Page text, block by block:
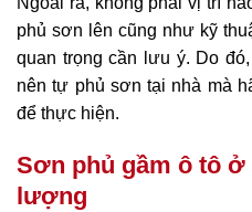
phủ sơn lên cũng như kỹ
quan trọng cần lưu ý. Do
nên tự phủ sơn tại nhà mà
để thực hiện.
Sơn phủ gầm ô tô ở
lượng